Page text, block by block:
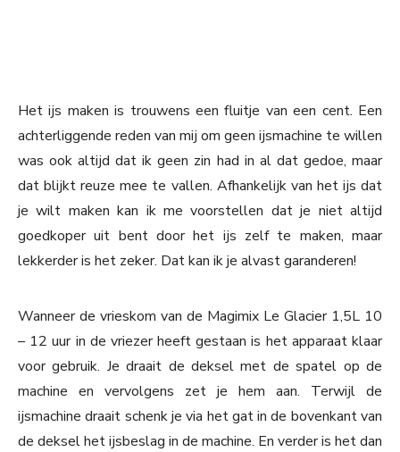
Het ijs maken is trouwens een fluitje van een cent. Een
achterliggende reden van mij om geen ijsmachine te willen
was ook altijd dat ik geen zin had in al dat gedoe, maar
dat blijkt reuze mee te vallen. Afhankelijk van het ijs dat
je wilt maken kan ik me voorstellen dat je niet altijd
goedkoper uit bent door het ijs zelf te maken, maar
lekkerder is het zeker. Dat kan ik je alvast garanderen!
Wanneer de vrieskom van de Magimix Le Glacier 1,5L 10
– 12 uur in de vriezer heeft gestaan is het apparaat klaar
voor gebruik. Je draait de deksel met de spatel op de
machine en vervolgens zet je hem aan. Terwijl de
ijsmachine draait schenk je via het gat in de bovenkant van
de deksel het ijsbeslag in de machine. En verder is het dan